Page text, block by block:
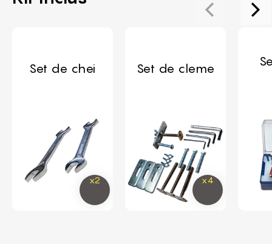
Set de chei Set de cleme